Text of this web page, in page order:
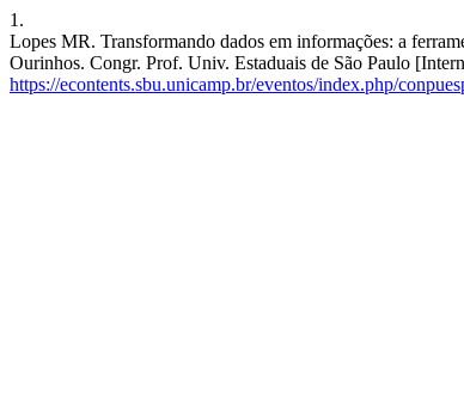
1.
Lopes MR. Transformando dados em informações: a
Ourinhos. Congr. Prof. Univ. Estaduais de São Paulo
https://econtents.sbu.unicamp.br/eventos/index.php/